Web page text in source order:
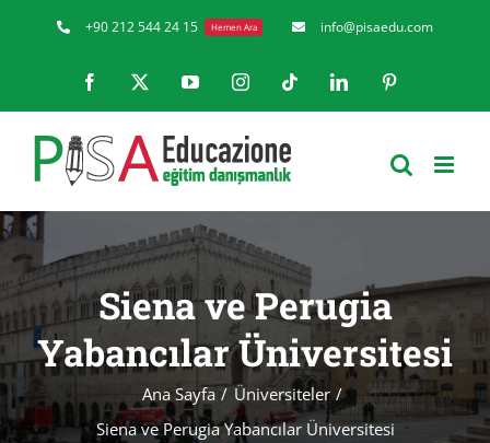
+90 212 544 24 15 Hemen Ara info@pisaedu.com
Facebook YouTubeInstagramTiktok LinkedIn
Siena ve Perugia
Yabancılar Üniversitesi
Ana Sayfa
Üniversiteler
Siena ve Perugia Yabancılar Üniversitesi